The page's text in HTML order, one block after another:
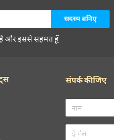
और इससे सहमत हूँ
संपर्क कीजिए